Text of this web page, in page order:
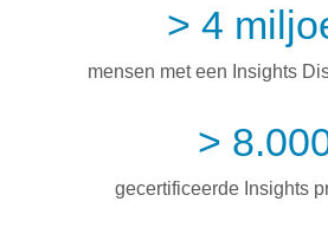
> 4
mensen met een Insights
>
gecertificeerde Insights